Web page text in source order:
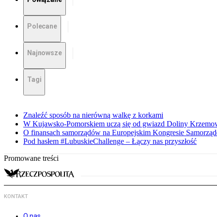
Polecane
Najnowsze
Tagi
Znaleźć sposób na nierówną walkę z korkami
W Kujawsko-Pomorskiem uczą się od gwiazd Doliny
O finansach samorządów na Europejskim Kongresie
Pod hasłem #LubuskieChallenge – Łączy nas przyszłość
Promowane treści
KONTAKT